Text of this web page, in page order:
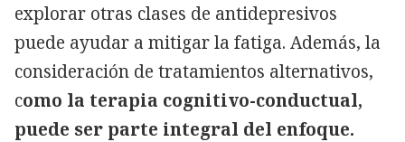
explorar otras clases de antidepresivos
puede ayudar a mitigar la fatiga. Además, la
consideración de tratamientos alternativos,
como la terapia cognitivo-conductual,
puede ser parte integral del enfoque.